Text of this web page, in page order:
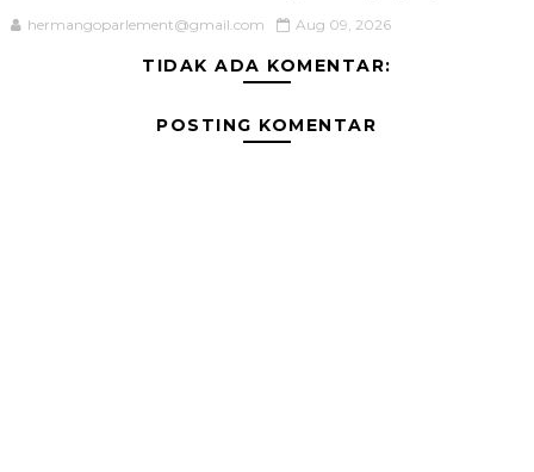
hermangoparlement@gmail.com Aug 09, 2026
TIDAK ADA KOMENTAR:
POSTING KOMENTAR